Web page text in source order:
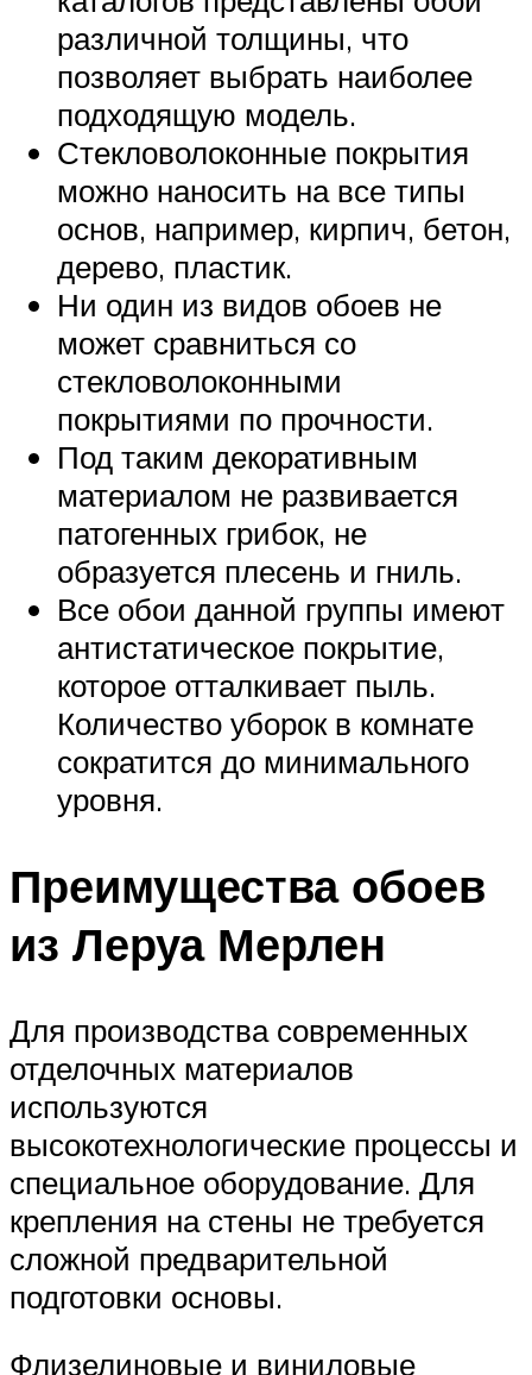
различной толщины, что
позволяет выбрать наиболее
подходящую модель.
Стекловолоконные покрытия
можно наносить на все типы
основ, например, кирпич, бетон,
дерево, пластик.
Ни один из видов обоев не
может сравниться со
стекловолоконными
покрытиями по прочности.
Под таким декоративным
материалом не развивается
патогенных грибок, не
образуется плесень и гниль.
Все обои данной группы имеют
антистатическое покрытие,
которое отталкивает пыль.
Количество уборок в комнате
сократится до минимального
уровня.
Преимущества обоев
из Леруа Мерлен
Для производства современных
отделочных материалов
используются
высокотехнологические процессы и
специальное оборудование. Для
крепления на стены не требуется
сложной предварительной
подготовки основы.
Флизелиновые и виниловые